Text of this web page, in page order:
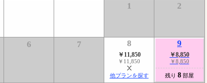
1 2
6 7 8
￥11,850
￥11,850
他プランを探す
9
￥8,850
￥8,850
残り 8 部屋